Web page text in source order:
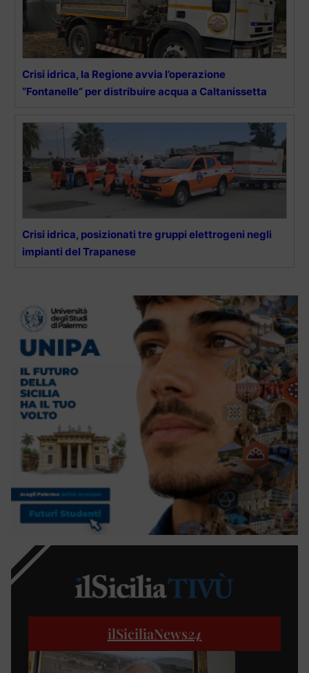
Crisi idrica, la Regione avvia l’operazione
“Fontanelle” per distribuire acqua a Caltanissetta
Crisi idrica, posizionati tre gruppi elettrogeni negli
impianti del Trapanese
ilSiciliaNews24